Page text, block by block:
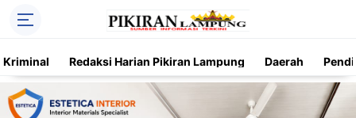
Kriminal Redaksi Harian Pikiran Lampung Daerah
Trending Kriminal Nasional